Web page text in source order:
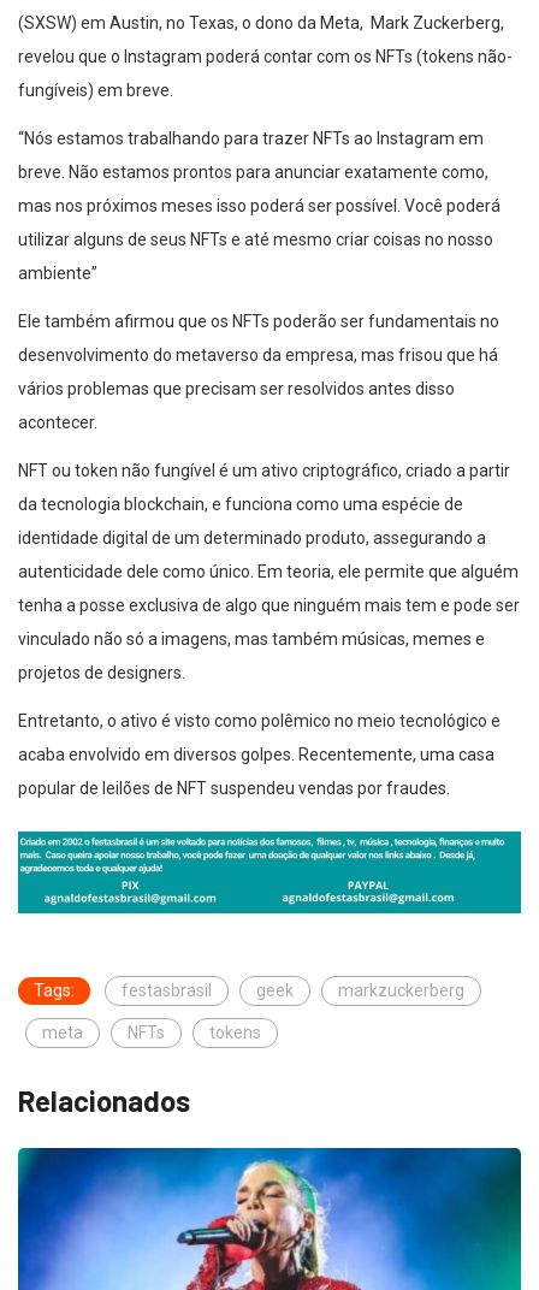
(SXSW) em Austin, no Texas, o dono da Meta, Mark Zuckerberg,
revelou que o Instagram poderá contar com os NFTs (tokens não-
fungíveis) em breve.
“Nós estamos trabalhando para trazer NFTs ao Instagram em
breve. Não estamos prontos para anunciar exatamente como,
mas nos próximos meses isso poderá ser possível. Você poderá
utilizar alguns de seus NFTs e até mesmo criar coisas no nosso
ambiente”
Ele também afirmou que os NFTs poderão ser fundamentais no
desenvolvimento do metaverso da empresa, mas frisou que há
vários problemas que precisam ser resolvidos antes disso
acontecer.
NFT ou token não fungível é um ativo criptográfico, criado a partir
da tecnologia blockchain, e funciona como uma espécie de
identidade digital de um determinado produto, assegurando a
autenticidade dele como único. Em teoria, ele permite que alguém
tenha a posse exclusiva de algo que ninguém mais tem e pode ser
vinculado não só a imagens, mas também músicas, memes e
projetos de designers.
Entretanto, o ativo é visto como polêmico no meio tecnológico e
acaba envolvido em diversos golpes. Recentemente, uma casa
popular de leilões de NFT suspendeu vendas por fraudes.
Tags: festasbrasil geek markzuckerberg
meta NFTs tokens
Relacionados